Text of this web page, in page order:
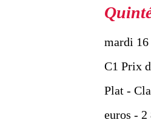
mardi 16
C1 Prix
Plat -
euros - 2